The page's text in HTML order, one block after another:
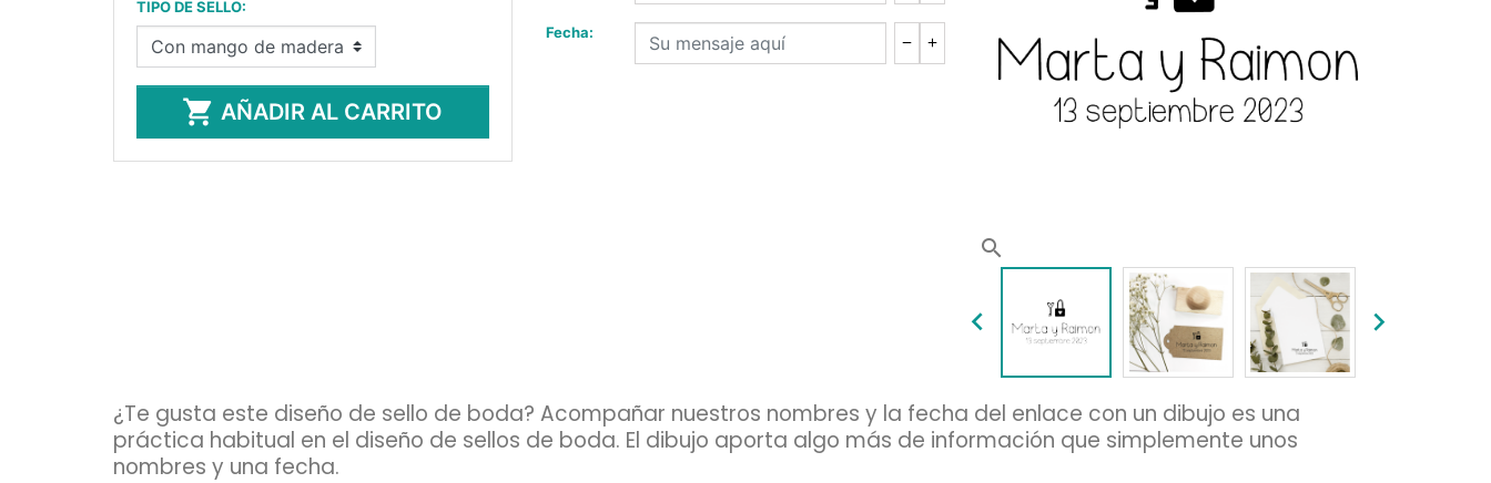
TIPO DE SELLO:
 AÑADIR AL CARRITO
Fecha:
search
 
¿Te gusta este diseño de sello de boda? Acompañar nuestros nombres y la fecha del enlace con un dibujo es una
práctica habitual en el diseño de sellos de boda. El dibujo aporta algo más de información que simplemente unos
nombres y una fecha.